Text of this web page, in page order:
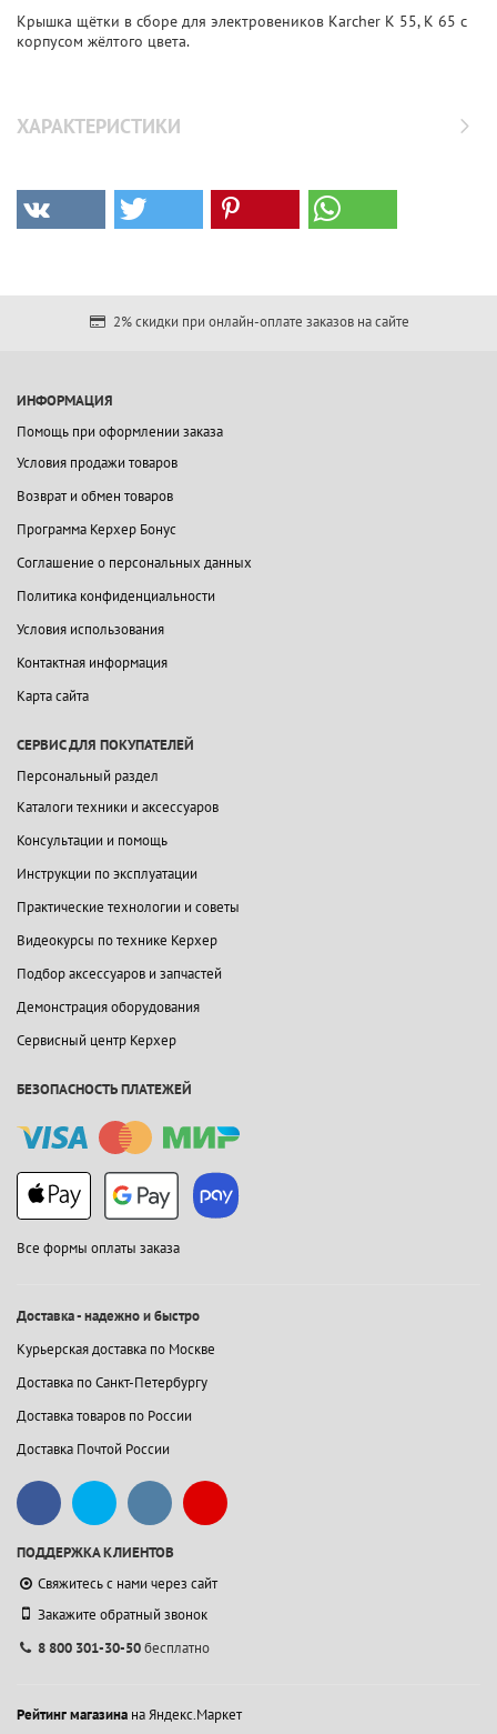
Крышка щётки в сборе для электровеников Karcher K 55, K 65 с
корпусом жёлтого цвета.
ХАРАКТЕРИСТИКИ
2% скидки при онлайн-оплате заказов на сайте
ИНФОРМАЦИЯ
Помощь при оформлении заказа
Условия продажи товаров
Возврат и обмен товаров
Программа Керхер Бонус
Соглашение о персональных данных
Политика конфиденциальности
Условия использования
Контактная информация
Карта сайта
СЕРВИС ДЛЯ ПОКУПАТЕЛЕЙ
Персональный раздел
Каталоги техники и аксессуаров
Консультации и помощь
Инструкции по эксплуатации
Практические технологии и советы
Видеокурсы по технике Керхер
Подбор аксессуаров и запчастей
Демонстрация оборудования
Сервисный центр Керхер
БЕЗОПАСНОСТЬ ПЛАТЕЖЕЙ
Все формы оплаты заказа
Доставка - надежно и быстро
Курьерская доставка по Москве
Доставка по Санкт-Петербургу
Доставка товаров по России
Доставка Почтой России
ПОДДЕРЖКА КЛИЕНТОВ
Свяжитесь с нами через сайт
Закажите обратный звонок
8 800 301-30-50бесплатно
Рейтинг магазина на Яндекс.Маркет